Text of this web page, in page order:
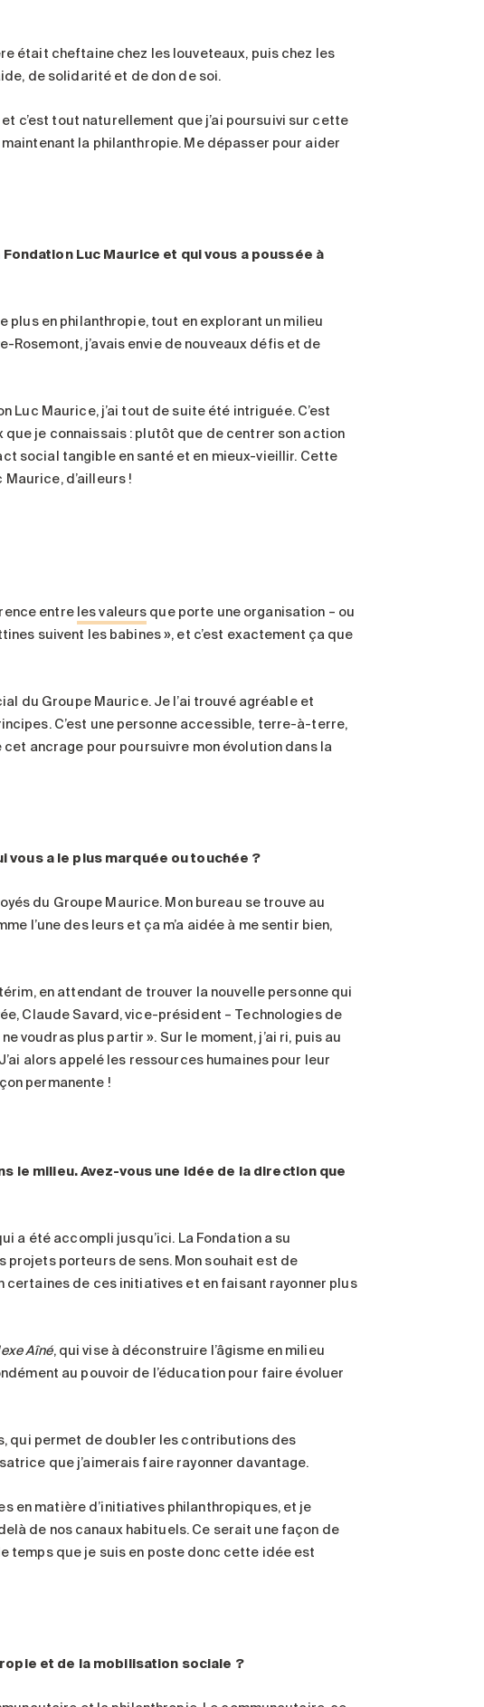
était cheftaine chez les louveteaux, puis chez les
de solidarité et de don de soi.
c’est tout naturellement que j’ai poursuivi sur cette
la philanthropie. Me dépasser pour aider
Luc Maurice et qui vous a poussée à
plus en philanthropie, tout en explorant un milieu
j’avais envie de nouveaux défis et de
Luc Maurice, j’ai tout de suite été intriguée. C’est
je connaissais : plutôt que de centrer son action
social tangible en santé et en mieux-vieillir. Cette
d’ailleurs !
entre les valeurs que porte une organisation – ou
suivent les babines », et c’est exactement ça que
du Groupe Maurice. Je l’ai trouvé agréable et
C’est une personne accessible, terre-à-terre,
ancrage pour poursuivre mon évolution dans la
vous a le plus marquée ou touchée ?
du Groupe Maurice. Mon bureau se trouve au
l’une des leurs et ça m’a aidée à me sentir bien,
en attendant de trouver la nouvelle personne qui
Claude Savard, vice-président – Technologies de
voudras plus partir ». Sur le moment, j’ai ri, puis au
alors appelé les ressources humaines pour leur
permanente !
le milieu. Avez-vous une idée de la direction que
a été accompli jusqu’ici. La Fondation a su
projets porteurs de sens. Mon souhait est de
de ces initiatives et en faisant rayonner plus
Aîné, qui vise à déconstruire l’âgisme en milieu
au pouvoir de l’éducation pour faire évoluer
qui permet de doubler les contributions des
que j’aimerais faire rayonner davantage.
en matière d’initiatives philanthropiques, et je
de nos canaux habituels. Ce serait une façon de
temps que je suis en poste donc cette idée est
et de la mobilisation sociale ?